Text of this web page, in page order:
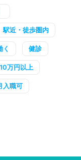
駅近・徒歩圏内
く 健診
万円以上
入職可